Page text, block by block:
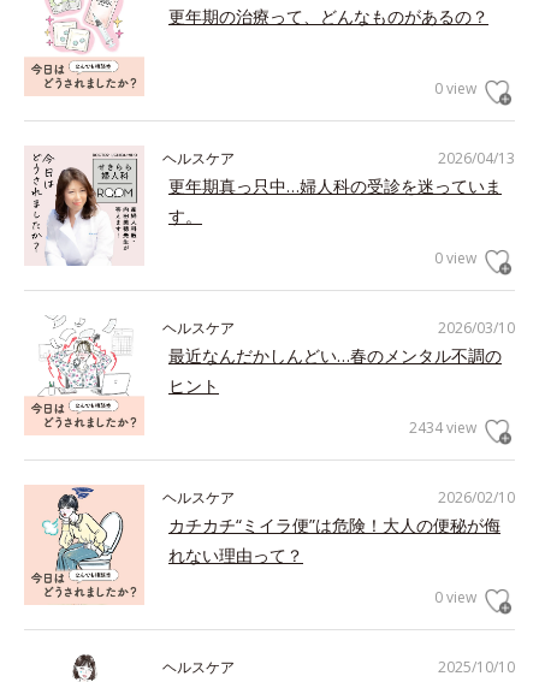
更年期の治療って、どんなものがあるの？
0 view
2026/04/13
ヘルスケア
更年期真っ只中…婦人科の受診を迷っていま
す。
0 view
2026/03/10
ヘルスケア
最近なんだかしんどい…春のメンタル不調の
ヒント
2434 view
2026/02/10
ヘルスケア
カチカチ“ミイラ便”は危険！大人の便秘が侮
れない理由って？
0 view
2025/10/10
ヘルスケア